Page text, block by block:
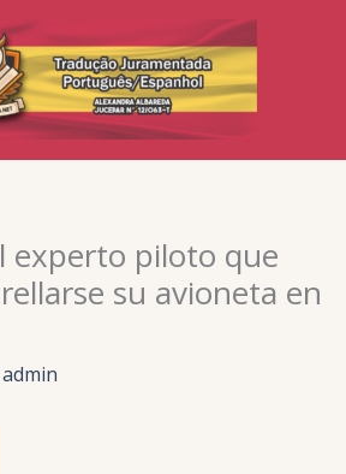
experto piloto que
su avioneta en
admin